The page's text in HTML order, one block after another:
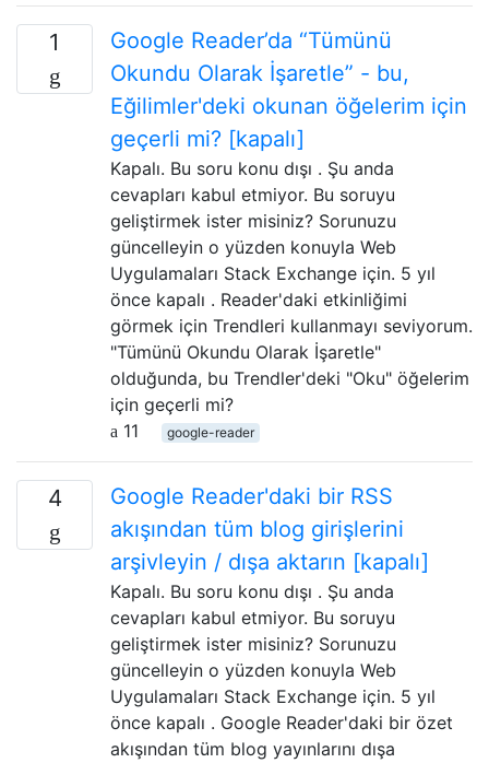
1
Google Reader’da “Tümünü
Okundu Olarak İşaretle” - bu,
Eğilimler'deki okunan öğelerim için
geçerli mi? [kapalı]
Kapalı. Bu soru konu dışı . Şu anda
cevapları kabul etmiyor. Bu soruyu
geliştirmek ister misiniz? Sorunuzu
güncelleyin o yüzden konuyla Web
Uygulamaları Stack Exchange için. 5 yıl
önce kapalı . Reader'daki etkinliğimi
görmek için Trendleri kullanmayı seviyorum.
"Tümünü Okundu Olarak İşaretle"
olduğunda, bu Trendler'deki "Oku" öğelerim
için geçerli mi?
11
google-reader
4
Google Reader'daki bir RSS
akışından tüm blog girişlerini
arşivleyin / dışa aktarın [kapalı]
Kapalı. Bu soru konu dışı . Şu anda
cevapları kabul etmiyor. Bu soruyu
geliştirmek ister misiniz? Sorunuzu
güncelleyin o yüzden konuyla Web
Uygulamaları Stack Exchange için. 5 yıl
önce kapalı . Google Reader'daki bir özet
akışından tüm blog yayınlarını dışa